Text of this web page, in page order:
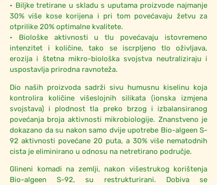
• Biljke tretirane u skladu s uputama proizvode najmanje
30% više kose korijena i pri tom povećavaju žetvu za
otprilike 20% optimalne kvalitete.
• Biološke aktivnosti u tlu povećavaju istovremeno
intenzitet i količine, tako se iscrpljeno tlo oživljava,
erozija i štetna mikro-biološka svojstva neutraliziraju i
uspostavlja prirodna ravnoteža.
Dio naših proizvoda sadrži sivu humusnu kiselinu koja
kontrolira količine višeslojnih silikata (ionska izmjena
svojstava) i plodnost tla preko brzog i izbalansiranog
povećanja broja aktivnosti mikrobiologije. Znanstveno je
dokazano da su nakon samo dvije upotrebe Bio-algeen S-
92 aktivnosti povećane 20 puta, a 30% više nematodnih
cista je eliminirano u odnosu na netretirano područje.
Glineni komadi na zemlji, nakon višestrukog korištenja
Bio-algeen S-92, su restrukturirani. Dobiva se